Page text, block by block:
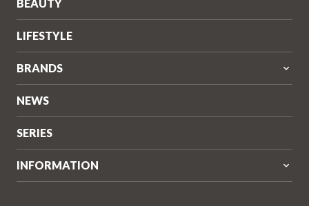
BEAUTY
LIFESTYLE
BRANDS
NEWS
SERIES
INFORMATION